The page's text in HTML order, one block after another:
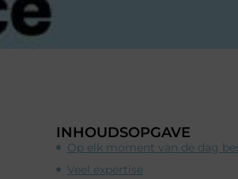
INHOUDSOPGAVE
Op elk moment van de dag
Veel expertise